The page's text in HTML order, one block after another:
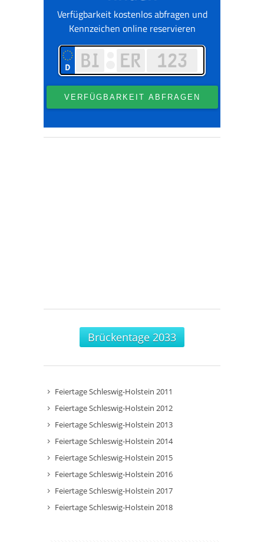
Brückentage 2033
Feiertage Schleswig-Holstein 2011
Feiertage Schleswig-Holstein 2012
Feiertage Schleswig-Holstein 2013
Feiertage Schleswig-Holstein 2014
Feiertage Schleswig-Holstein 2015
Feiertage Schleswig-Holstein 2016
Feiertage Schleswig-Holstein 2017
Feiertage Schleswig-Holstein 2018